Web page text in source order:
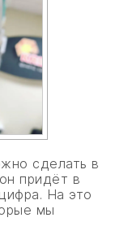
сделать в
придёт в
На это
мы